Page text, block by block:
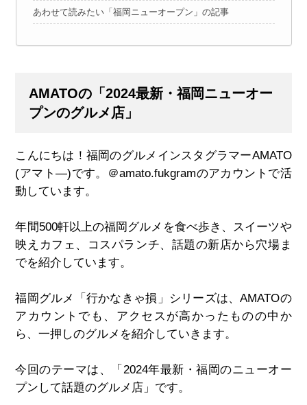
あわせて読みたい「福岡ニューオープン」の記事
AMATOの「2024最新・福岡ニューオー
プンのグルメ店」
こんにちは！福岡のグルメインスタグラマーAMATO
(アマト―)です。＠amato.fukgramのアカウントで活
動しています。
年間500軒以上の福岡グルメを食べ歩き、スイーツや
映えカフェ、コスパランチ、話題の新店から穴場ま
でを紹介しています。
福岡グルメ「行かなきゃ損」シリーズは、AMATOの
アカウントでも、アクセスが高かったものの中か
ら、一押しのグルメを紹介していきます。
今回のテーマは、「2024年最新・福岡のニューオー
プンして話題のグルメ店」です。